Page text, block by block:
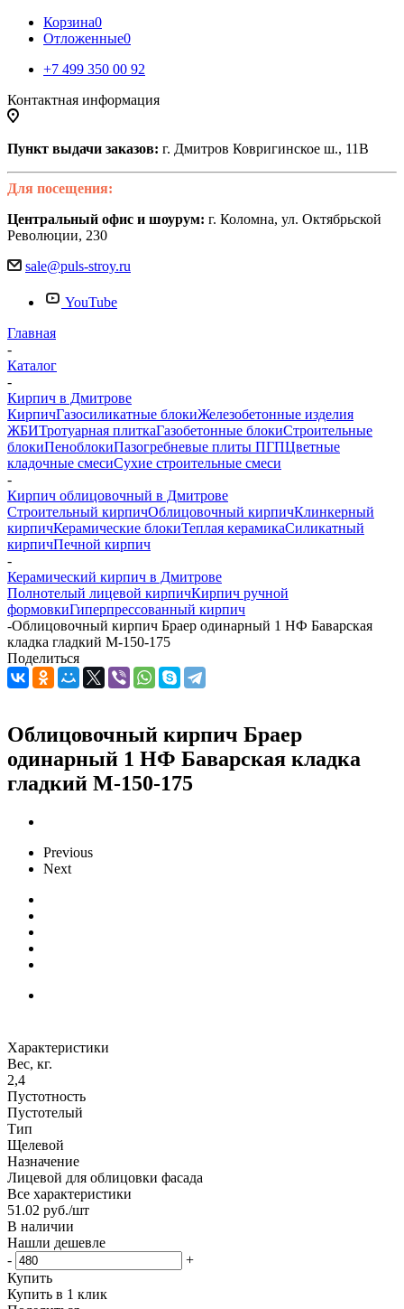
Корзина0
Отложенные0
+7 499 350 00 92
Контактная информация
Пункт выдачи заказов: г. Дмитров Ковригинское ш., 11В
Для посещения:
Центральный офис и шоурум: г. Коломна, ул. Октябрьской
Революции, 230
sale@puls-stroy.ru
YouTube
Главная
-
Каталог
-
Кирпич в Дмитрове
КирпичГазосиликатные блокиЖелезобетонные изделия
ЖБИТротуарная плиткаГазобетонные блокиСтроительные
блокиПеноблокиПазогребневые плиты ПГПЦветные
кладочные смесиСухие строительные смеси
-
Кирпич облицовочный в Дмитрове
Строительный кирпичОблицовочный кирпичКлинкерный
кирпичКерамические блокиТеплая керамикаСиликатный
кирпичПечной кирпич
-
Керамический кирпич в Дмитрове
Полнотелый лицевой кирпичКирпич ручной
формовкиГиперпрессованный кирпич
-Облицовочный кирпич Браер одинарный 1 НФ Баварская
кладка гладкий М-150-175
Поделиться
Облицовочный кирпич Браер
одинарный 1 НФ Баварская кладка
гладкий М-150-175
Previous
Next
Характеристики
Вес, кг.
2,4
Пустотность
Пустотелый
Тип
Щелевой
Назначение
Лицевой для облицовки фасада
Все характеристики
51.02 руб./шт
В наличии
Нашли дешевле
-
+
Купить
Купить в 1 клик